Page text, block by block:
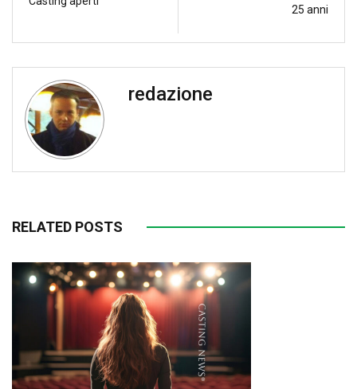
25 anni
redazione
RELATED POSTS